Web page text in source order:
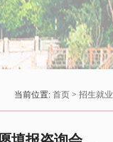
当前位置: 首页> 招生就业